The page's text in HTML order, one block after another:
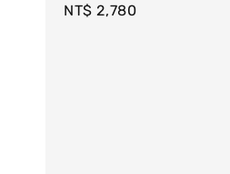
Regular
NT$ 2,780